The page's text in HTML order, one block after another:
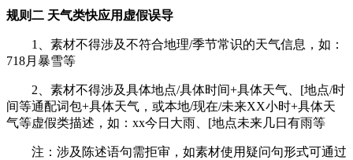
规则二 天气类快应用虚假误导
1、素材不得涉及不符合地理/季节常识的天气信息，如：
718月暴雪等
2、素材不得涉及具体地点/具体时间+具体天气、[地点/时
间等通配词包+具体天气，或本地/现在/未来XX小时+具体天
气等虚假类描述，如：xx今日大雨、[地点未来几日有雨等
注：涉及陈述语句需拒审，如素材使用疑问句形式可通过